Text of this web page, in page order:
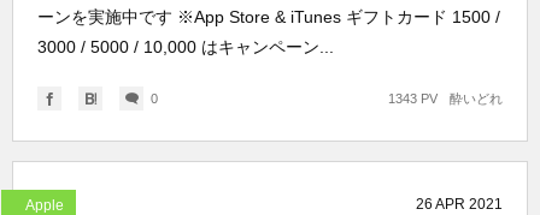
ーンを実施中です ※App Store & iTunes ギフトカード 1500 /
3000 / 5000 / 10,000 はキャンペーン...
0 酔いどれ
1343 PV
Apple 26 APR 2021